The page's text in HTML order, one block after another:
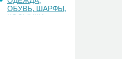
ОБУВЬ, ШАРФЫ,
КОСЫНКИ